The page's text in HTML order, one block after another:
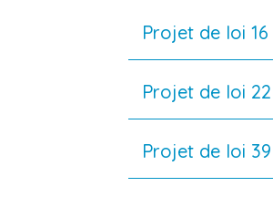
Projet de loi
Projet de loi
Projet de loi